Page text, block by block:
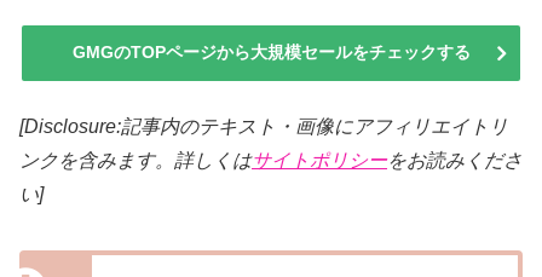
GMGのTOPページから大規模セールをチェックする
[Disclosure:記事内のテキスト・画像にアフィリエイトリ
ンクを含みます。詳しくはサイトポリシーをお読みくださ
い]